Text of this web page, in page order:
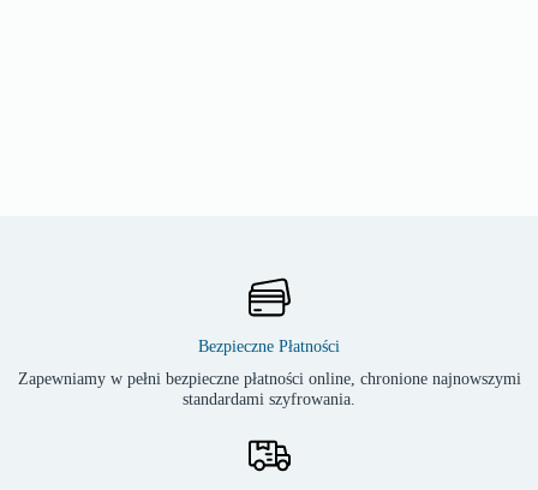
Bezpieczne Płatności
Zapewniamy w pełni bezpieczne płatności online, chronione najnowszymi
standardami szyfrowania.